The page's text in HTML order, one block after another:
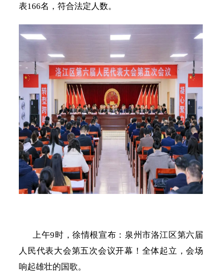
表166名，符合法定人数。
上午9时，徐情根宣布：泉州市洛江区第六届
人民代表大会第五次会议开幕！全体起立，会场
响起雄壮的国歌。